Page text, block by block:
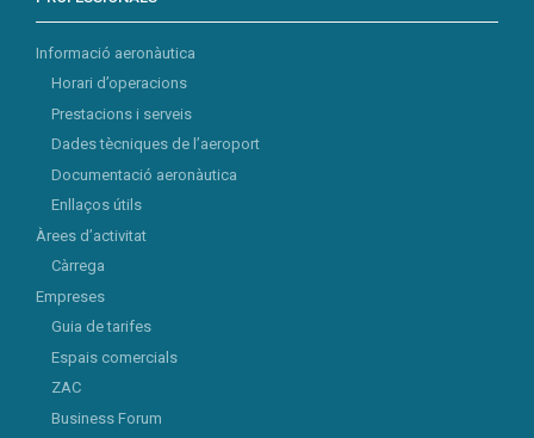
Informació aeronàutica
Horari d’operacions
Prestacions i serveis
Dades tècniques de l’aeroport
Documentació aeronàutica
Enllaços útils
Àrees d’activitat
Càrrega
Empreses
Guia de tarifes
Espais comercials
ZAC
Business Forum